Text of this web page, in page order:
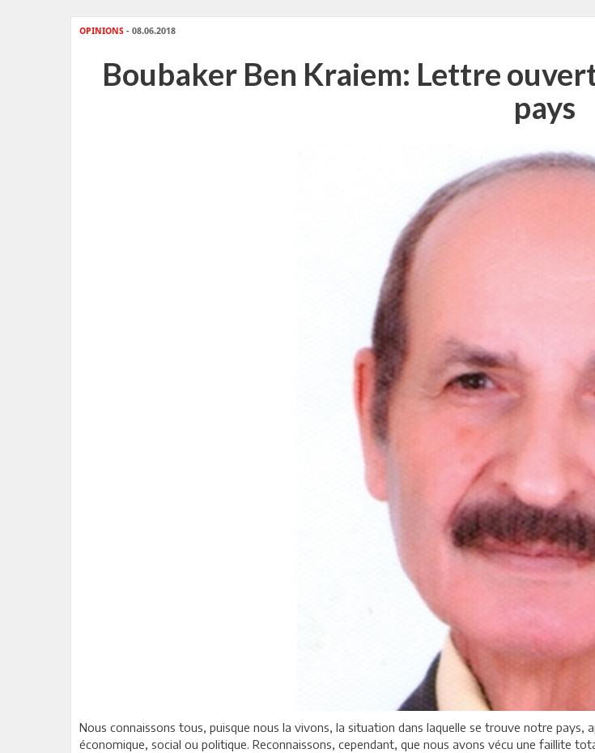
OPINIONS - 08.06.2018
Boubaker Ben Kraiem: Lettre
pays
Nous connaissons tous, puisque nous la vivons, la situation dans laquelle se trouve notre
économique, social ou politique. Reconnaissons, cependant, que nous avons vécu une faillite